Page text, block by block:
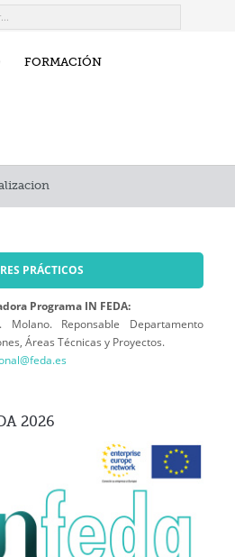
FORMACIÓN
PRÁCTICOS
Programa IN FEDA:
Molano. Reponsable Departamento
Áreas Técnicas y Proyectos.
2026